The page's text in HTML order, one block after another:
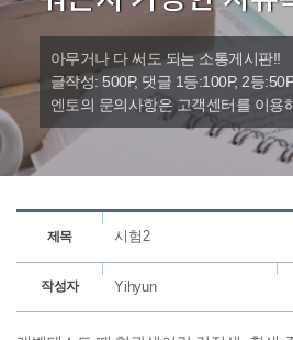
바로가기
아무거나 다 써도 되는 소통게시판!!
글작성: 500P, 댓글 1등:100P, 2등
엔토의 문의사항은 고객센터를 이용
제목 시험2
작성자 Yihyun